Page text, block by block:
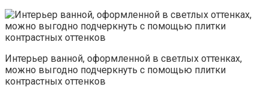
Интерьер ванной, оформленной в светлых оттенках,
можно выгодно подчеркнуть с помощью плитки
контрастных оттенков